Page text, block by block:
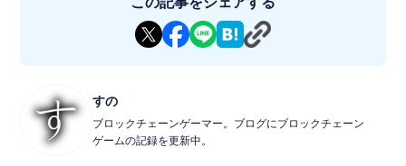
すの
ブロックチェーンゲーマー。ブログにブロックチェーン
ゲームの記録を更新中。